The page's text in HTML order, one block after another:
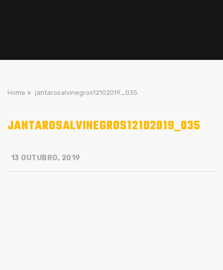
Home > jantarosalvinegros12102019_035
JANTAROSALVINEGROS12102019_035
13 OUTUBRO, 2019